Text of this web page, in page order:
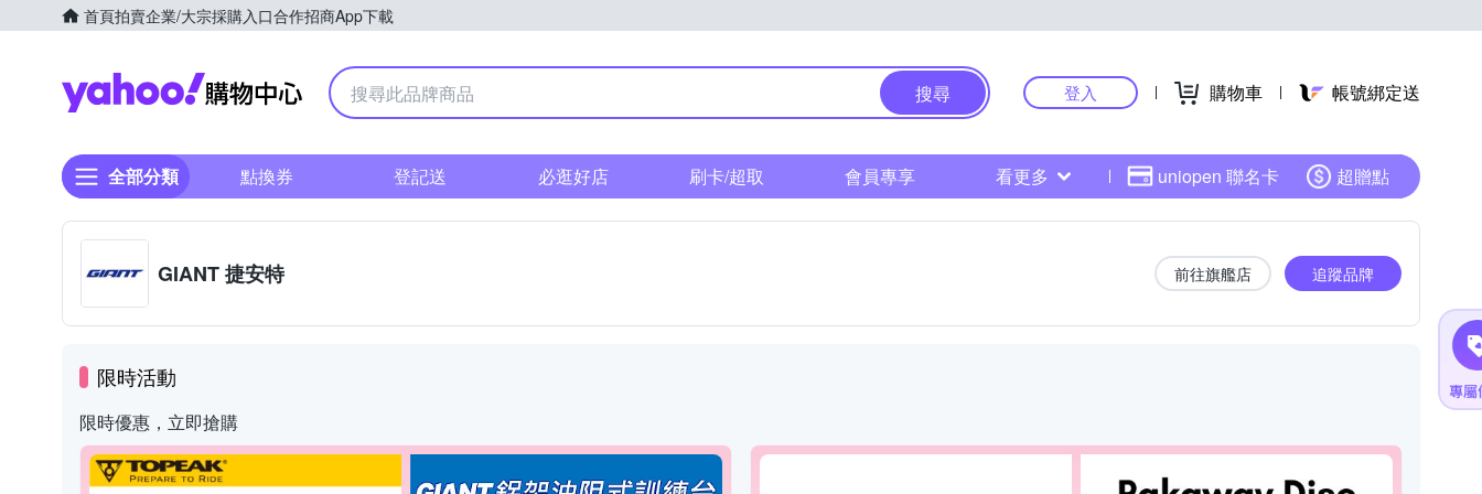
首頁拍賣企業/大宗採購入口合作招商App下載
Yahoo購物中心
搜尋 登入 購物車 帳號綁定送
全部分類 點換券 登記送 必逛好店 刷卡/超取 會員專享 看更多 uniopen 聯名卡 超贈點
GIANT 捷安特 前往旗艦店 追蹤品牌
限時活動
限時優惠，立即搶購